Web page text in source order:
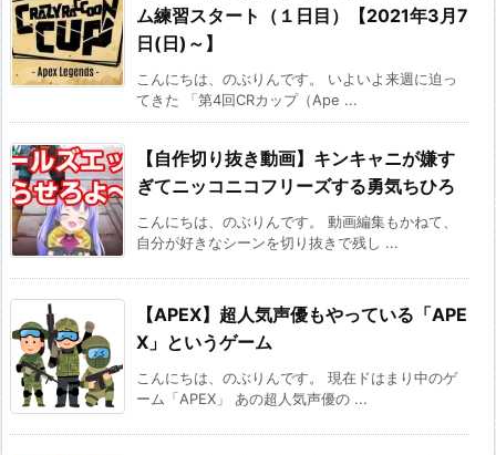
ム練習スタート（１日目）【2021年3月7
日(日)～】
こんにちは、のぶりんです。 いよいよ来週に迫っ
てきた 「第4回CRカップ（Ape ...
【自作切り抜き動画】キンキャニが嫌す
ぎてニッコニコフリーズする勇気ちひろ
こんにちは、のぶりんです。 動画編集もかねて、
自分が好きなシーンを切り抜きで残し ...
【APEX】超人気声優もやっている「APE
X」というゲーム
こんにちは、のぶりんです。 現在ドはまり中のゲ
ーム「APEX」 あの超人気声優の ...